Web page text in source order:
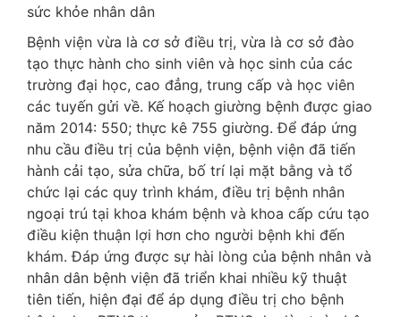
sức khỏe nhân dân
Bệnh viện vừa là cơ sở điều trị, vừa là cơ sở đào
tạo thực hành cho sinh viên và học sinh của các
trường đại học, cao đẳng, trung cấp và học viên
các tuyến gửi về. Kế hoạch giường bệnh được giao
năm 2014: 550; thực kê 755 giường. Để đáp ứng
nhu cầu điều trị của bệnh viện, bệnh viện đã tiến
hành cải tạo, sửa chữa, bố trí lại mặt bằng và tổ
chức lại các quy trình khám, điều trị bệnh nhân
ngoại trú tại khoa khám bệnh và khoa cấp cứu tạo
điều kiện thuận lợi hơn cho người bệnh khi đến
khám. Đáp ứng được sự hài lòng của bệnh nhân và
nhân dân bệnh viện đã triển khai nhiều kỹ thuật
tiên tiến, hiện đại để áp dụng điều trị cho bệnh